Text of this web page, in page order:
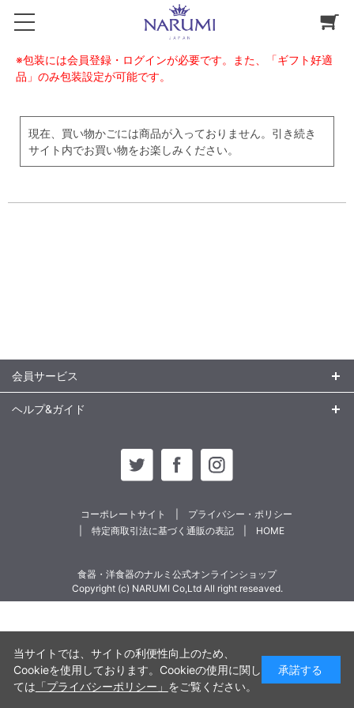
※包装には会員登録・ログインが必要です。また、「ギフト好適
品」のみ包装設定が可能です。
現在、買い物かごには商品が入っておりません。引き続き
サイト内でお買い物をお楽しみください。
会員サービス
ヘルプ&ガイド
コーポレートサイト
プライバシー・ポリシー
特定商取引法に基づく通販の表記
HOME
食器・洋食器のナルミ公式オンラインショップ
Copyright (c) NARUMI Co,Ltd All right reseaved.
当サイトでは、サイトの利便性向上のため、
Cookieを使用しております。Cookieの使用に関し
ては 「プライバシーポリシー」 をご覧ください。
承諾する